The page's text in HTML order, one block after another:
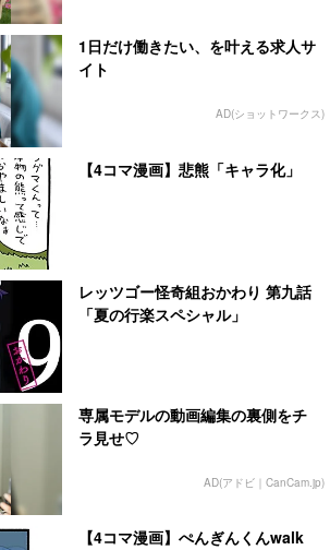
1日だけ働きたい、を叶える求人サ
イト
AD(ショットワークス)
【4コマ漫画】悲熊「キャラ化」
レッツゴー怪奇組おかわり 第九話
「夏の行楽スペシャル」
専属モデルの動画編集の裏側をチ
ラ見せ♡
AD(アドビ｜CanCam.jp)
【4コマ漫画】ぺんぎんくんwalk